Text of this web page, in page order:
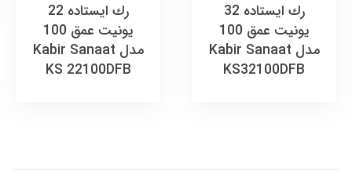
رك ایستاده 32
يونيت عمق 100
مدل Kabir Sanaat
KS32100DFB
رك ایستاده 22
يونيت عمق 100
مدل Kabir Sanaat
KS 22100DFB